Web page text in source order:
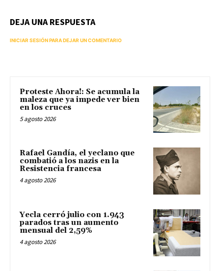
DEJA UNA RESPUESTA
INICIAR SESIÓN PARA DEJAR UN COMENTARIO
Proteste Ahora!: Se acumula la
maleza que ya impede ver bien
en los cruces
5 agosto 2026
Rafael Gandía, el yeclano que
combatió a los nazis en la
Resistencia francesa
4 agosto 2026
Yecla cerró julio con 1.943
parados tras un aumento
mensual del 2,59%
4 agosto 2026